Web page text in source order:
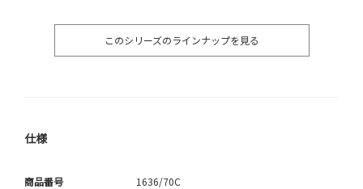
このシリーズのラインナップを見る
仕様
商品番号 1636/70C